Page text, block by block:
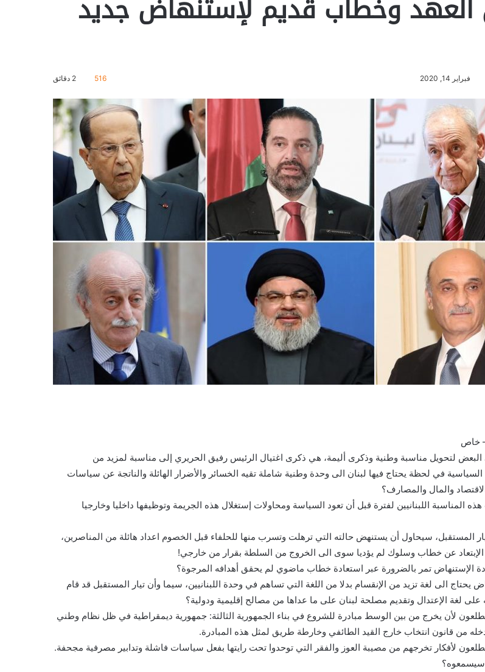
وخطاب قديم لإستنهاض جديد
فبراير 14, 2020 516
– خاص
البعض لتحويل مناسبة وطنية وذكرى أليمة، هي ذكرى اغتيال الرئيس رفيق الحريري إلى مناسبة لمزيد من
السياسية في لحظة يحتاج فيها لبنان الى وحدة وطنية شاملة تقيه الخسائر والأضرار الهائلة والناتجة عن سياسات
والمال والمصارف؟
المناسبة اللبنانيين لفترة قبل أن تعود السياسة ومحاولات إستغلال هذه الجريمة وتوظيفها داخليا وخارجيا
المستقبل، سيحاول أن يستنهض حالته التي ترهلت وتسرب منها للحلفاء قبل الخصوم اعداد هائلة من المناصرين،
الإبتعاد عن خطاب وسلوك لم يؤديا سوى الى الخروج من السلطة بقرار من خارجي!
الإستنهاض تمر بالضرورة عبر استعادة خطاب ماضوي لم يحقق أهدافه المرجوة؟
يحتاج الى لغة تزيد من الإنقسام بدلا من اللغة التي تساهم في وحدة اللبنانيين، سيما وأن تيار المستقبل قد قام
لغة الإعتدال وتقديم مصلحة لبنان على ما عداها من مصالح إقليمية ودولية؟
يتطلعون لأن يخرج من بين الوسط مبادرة للشروع في بناء الجمهورية الثالثة: جمهورية ديمقراطية في ظل نظام وطني
من قانون انتخاب خارج القيد الطائفي وخارطة طريق لمثل هذه المبادرة.
يتطلعون لأفكار تخرجهم من مصيبة العوز والفقر التي توحدوا تحت رايتها بفعل سياسات فاشلة وتدابير مصرفية مجحفة.
سيسمعوه؟